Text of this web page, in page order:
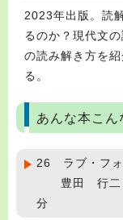
2023年出版。読
るのか？現代文
の読み解き方を
る。
あんな本こん
26 ラブ・フォ
豊田 行二
分